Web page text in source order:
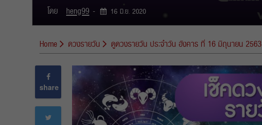
โดย heng99 - 16 มิ.ย. 2020
Home ดวงรายวัน ดูดวงรายวัน ประจำวัน อังคาร ที่ 16 มิถุนายน 2563
share